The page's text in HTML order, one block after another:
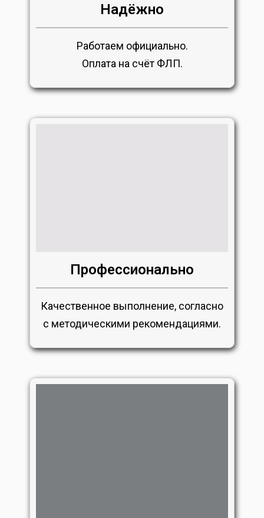
Надёжно
Работаем официально.
Оплата на счёт ФЛП.
Профессионально
Качественное выполнение, согласно
с методическими рекомендациями.